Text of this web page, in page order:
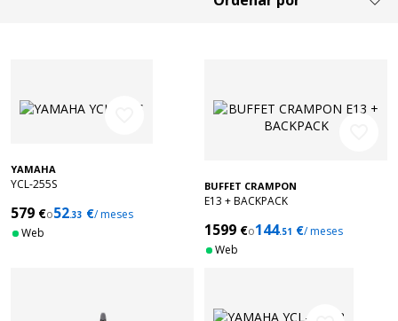
YAMAHA
YCL-255S
579 €o52.33 €/ meses
Web
BUFFET CRAMPON
E13 + BACKPACK
1599 €o144.51 €/ meses
Web